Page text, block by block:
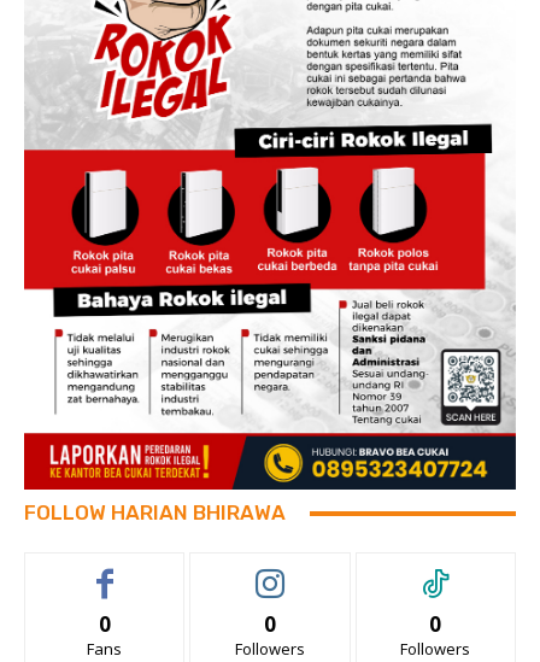
FOLLOW HARIAN BHIRAWA
0
Fans
0
Followers
0
Followers